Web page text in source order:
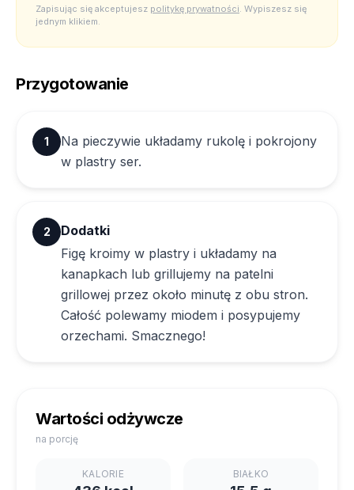
Zapisując się akceptujesz politykę prywatności. Wypiszesz się
jednym klikiem.
Przygotowanie
1
Na pieczywie układamy rukolę i pokrojony
w plastry ser.
2
Dodatki
Figę kroimy w plastry i układamy na
kanapkach lub grillujemy na patelni
grillowej przez około minutę z obu stron.
Całość polewamy miodem i posypujemy
orzechami. Smacznego!
Wartości odżywcze
na porcję
KALORIE BIAŁKO